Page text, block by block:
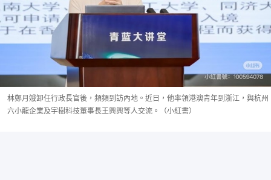
林鄭月娥卸任行政長官後，頻頻到訪內地。近日，他率領港澳青年到浙江，與杭州
六小龍企業及宇樹科技董事長王興興等人交流。（小紅書）